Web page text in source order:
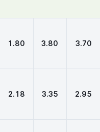
1.80 3.80 3.70
2.18 3.35 2.95